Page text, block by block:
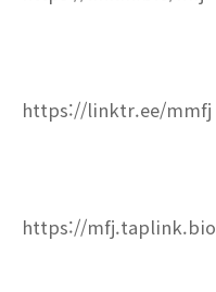
https://linktr.ee/mmfj
https://mfj.taplink.bio